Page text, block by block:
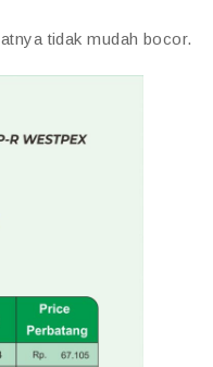
tidak mudah bocor.